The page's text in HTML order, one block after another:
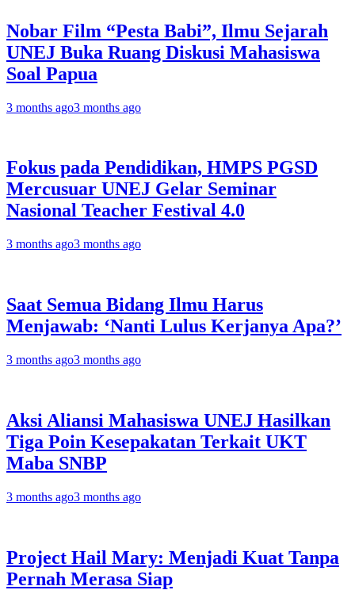
Nobar Film “Pesta Babi”, Ilmu Sejarah
UNEJ Buka Ruang Diskusi Mahasiswa
Soal Papua
3 months ago3 months ago
Fokus pada Pendidikan, HMPS PGSD
Mercusuar UNEJ Gelar Seminar
Nasional Teacher Festival 4.0
3 months ago3 months ago
Saat Semua Bidang Ilmu Harus
Menjawab: ‘Nanti Lulus Kerjanya Apa?’
3 months ago3 months ago
Aksi Aliansi Mahasiswa UNEJ Hasilkan
Tiga Poin Kesepakatan Terkait UKT
Maba SNBP
3 months ago3 months ago
Project Hail Mary: Menjadi Kuat Tanpa
Pernah Merasa Siap